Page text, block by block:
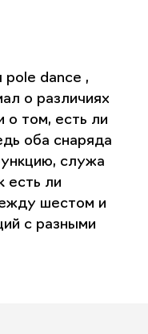
pole dance ,
о различиях
том, есть ли
оба снаряда
служа
есть ли
шестом и
с разными